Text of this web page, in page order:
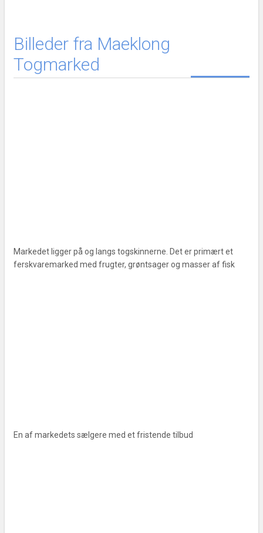
Billeder fra Maeklong
Togmarked
Markedet ligger på og langs togskinnerne. Det er primært et
ferskvaremarked med frugter, grøntsager og masser af fisk
En af markedets sælgere med et fristende tilbud